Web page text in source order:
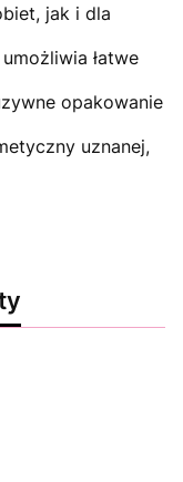
jak i dla
łatwe
opakowanie
uznanej,